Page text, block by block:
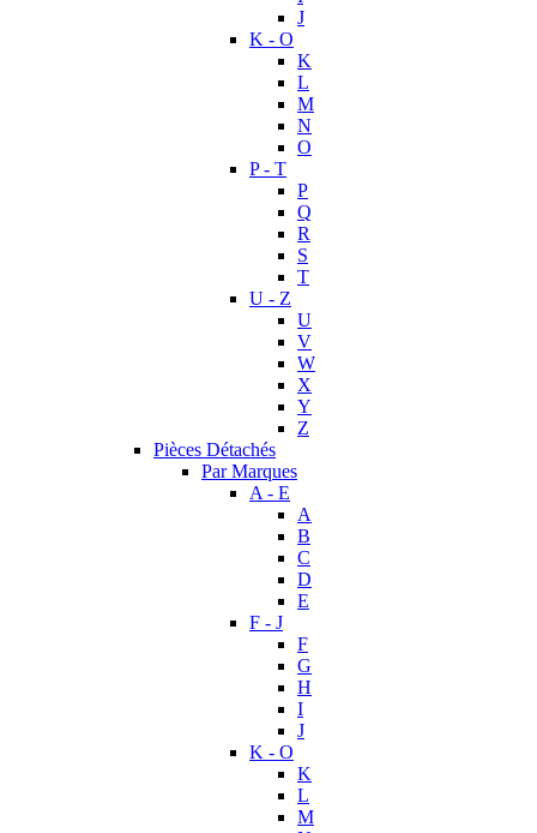
J
K - O
K
L
M
N
O
P - T
P
Q
R
S
T
U - Z
U
V
W
X
Y
Z
Pièces Détachés
Par Marques
A - E
A
B
C
D
E
F - J
F
G
H
I
J
K - O
K
L
M